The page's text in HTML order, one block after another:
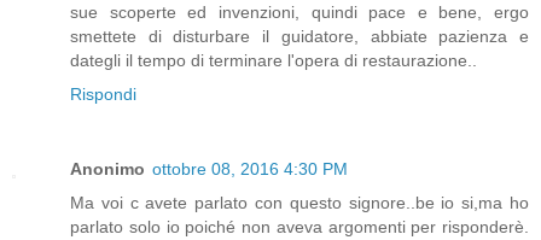
sue scoperte ed invenzioni, quindi pace e bene, ergo
smettete di disturbare il guidatore, abbiate pazienza e
dategli il tempo di terminare l'opera di restaurazione..
Rispondi
Anonimo ottobre 08, 2016 4:30 PM
Ma voi c avete parlato con questo signore..be io si,ma ho
parlato solo io poiché non aveva argomenti per risponderè.